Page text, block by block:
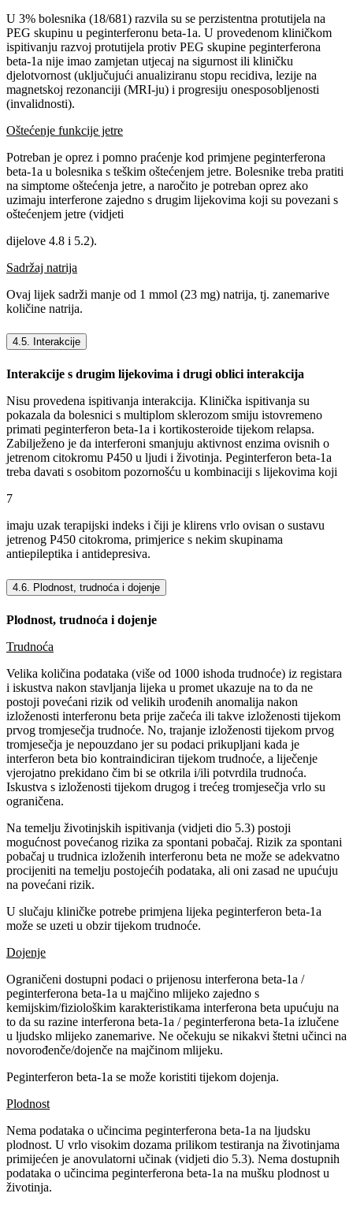
U 3% bolesnika (18/681) razvila su se perzistentna protutijela na
PEG skupinu u peginterferonu beta-1a. U provedenom kliničkom
ispitivanju razvoj protutijela protiv PEG skupine peginterferona
beta-1a nije imao zamjetan utjecaj na sigurnost ili kliničku
djelotvornost (uključujući anualiziranu stopu recidiva, lezije na
magnetskoj rezonanciji (MRI-ju) i progresiju onesposobljenosti
(invalidnosti).
Oštećenje funkcije jetre
Potreban je oprez i pomno praćenje kod primjene peginterferona
beta-1a u bolesnika s teškim oštećenjem jetre. Bolesnike treba pratiti
na simptome oštećenja jetre, a naročito je potreban oprez ako
uzimaju interferone zajedno s drugim lijekovima koji su povezani s
oštećenjem jetre (vidjeti
dijelove 4.8 i 5.2).
Sadržaj natrija
Ovaj lijek sadrži manje od 1 mmol (23 mg) natrija, tj. zanemarive
količine natrija.
4.5. Interakcije
Interakcije s drugim lijekovima i drugi oblici interakcija
Nisu provedena ispitivanja interakcija. Klinička ispitivanja su
pokazala da bolesnici s multiplom sklerozom smiju istovremeno
primati peginterferon beta-1a i kortikosteroide tijekom relapsa.
Zabilježeno je da interferoni smanjuju aktivnost enzima ovisnih o
jetrenom citokromu P450 u ljudi i životinja. Peginterferon beta-1a
treba davati s osobitom pozornošću u kombinaciji s lijekovima koji
7
imaju uzak terapijski indeks i čiji je klirens vrlo ovisan o sustavu
jetrenog P450 citokroma, primjerice s nekim skupinama
antiepileptika i antidepresiva.
4.6. Plodnost, trudnoća i dojenje
Plodnost, trudnoća i dojenje
Trudnoća
Velika količina podataka (više od 1000 ishoda trudnoće) iz registara
i iskustva nakon stavljanja lijeka u promet ukazuje na to da ne
postoji povećani rizik od velikih urođenih anomalija nakon
izloženosti interferonu beta prije začeća ili takve izloženosti tijekom
prvog tromjesečja trudnoće. No, trajanje izloženosti tijekom prvog
tromjesečja je nepouzdano jer su podaci prikupljani kada je
interferon beta bio kontraindiciran tijekom trudnoće, a liječenje
vjerojatno prekidano čim bi se otkrila i/ili potvrdila trudnoća.
Iskustva s izloženosti tijekom drugog i trećeg tromjesečja vrlo su
ograničena.
Na temelju životinjskih ispitivanja (vidjeti dio 5.3) postoji
mogućnost povećanog rizika za spontani pobačaj. Rizik za spontani
pobačaj u trudnica izloženih interferonu beta ne može se adekvatno
procijeniti na temelju postojećih podataka, ali oni zasad ne upućuju
na povećani rizik.
U slučaju kliničke potrebe primjena lijeka peginterferon beta-1a
može se uzeti u obzir tijekom trudnoće.
Dojenje
Ograničeni dostupni podaci o prijenosu interferona beta-1a /
peginterferona beta-1a u majčino mlijeko zajedno s
kemijskim/fiziološkim karakteristikama interferona beta upućuju na
to da su razine interferona beta-1a / peginterferona beta-1a izlučene
u ljudsko mlijeko zanemarive. Ne očekuju se nikakvi štetni učinci na
novorođenče/dojenče na majčinom mlijeku.
Peginterferon beta-1a se može koristiti tijekom dojenja.
Plodnost
Nema podataka o učincima peginterferona beta-1a na ljudsku
plodnost. U vrlo visokim dozama prilikom testiranja na životinjama
primijećen je anovulatorni učinak (vidjeti dio 5.3). Nema dostupnih
podataka o učincima peginterferona beta-1a na mušku plodnost u
životinja.